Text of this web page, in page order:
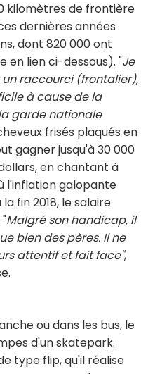
kilomètres de frontière
dernières années
dont 820 000 ont
en lien ci-dessous). "Je
raccourci (frontalier),
à cause de la
garde nationale
frisés plaqués en
gagner jusqu'à 30 000
en chantant à
l'inflation galopante
fin 2018, le salaire
Malgré son handicap, il
bien des pères. Il ne
attentif et fait face",
ou dans les bus, le
d'un skatepark.
type flip, qu'il réalise